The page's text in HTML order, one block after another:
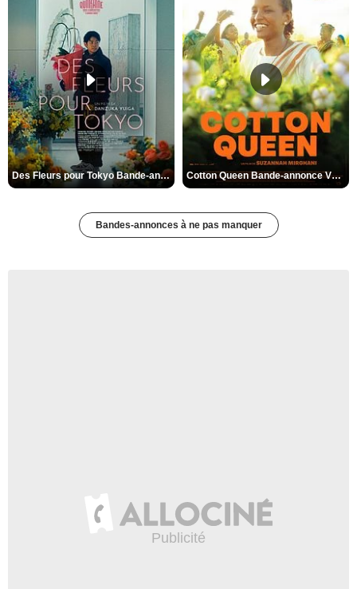
Des Fleurs pour Tokyo Bande-annonce VO STFR Cotton Queen Bande-annonce VO STFR
Bandes-annonces à ne pas manquer